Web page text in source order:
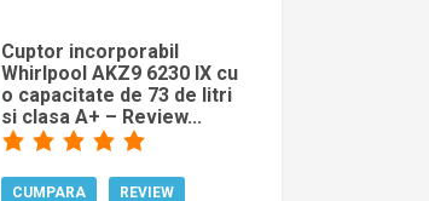
Cuptor incorporabil
Whirlpool AKZ9 6230 IX cu
o capacitate de 73 de litri
si clasa A+ – Review...
CUMPARA REVIEW